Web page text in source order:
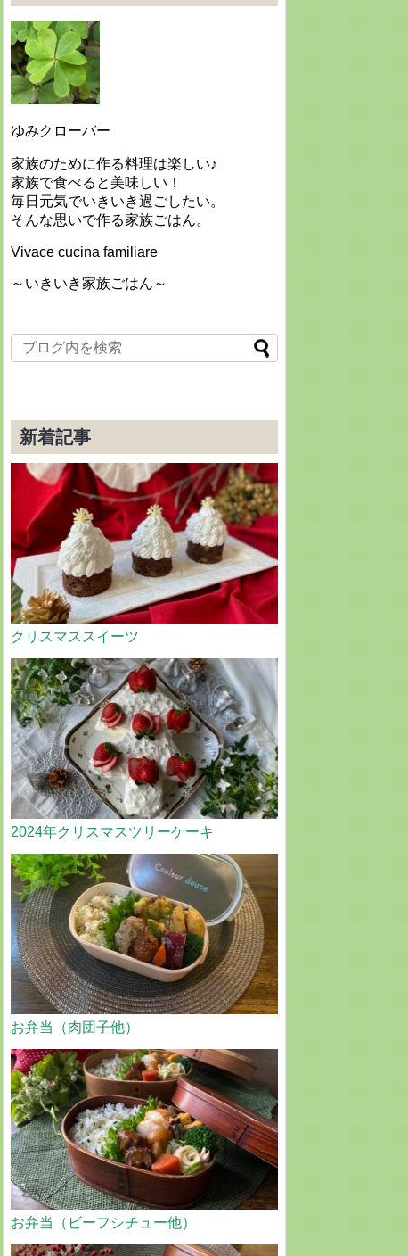
ゆみクローバー
家族のために作る料理は楽しい♪
家族で食べると美味しい！
毎日元気でいきいき過ごしたい。
そんな思いで作る家族ごはん。
Vivace cucina familiare
～いきいき家族ごはん～
新着記事
クリスマススイーツ
2024年クリスマスツリーケーキ
お弁当（肉団子他）
お弁当（ビーフシチュー他）